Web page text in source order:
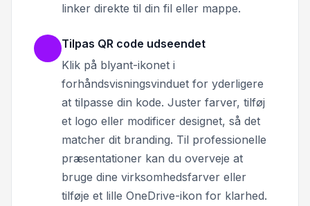
linker direkte til din fil eller mappe.
Tilpas QR code udseendet
Klik på blyant-ikonet i
forhåndsvisningsvinduet for yderligere
at tilpasse din kode. Juster farver, tilføj
et logo eller modificer designet, så det
matcher dit branding. Til professionelle
præsentationer kan du overveje at
bruge dine virksomhedsfarver eller
tilføje et lille OneDrive-ikon for klarhed.